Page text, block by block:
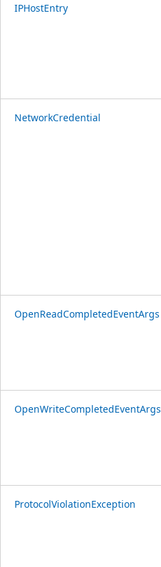
IPHostEntry
NetworkCredential
OpenReadCompletedEventArgs
OpenWriteCompletedEventArgs
ProtocolViolationException